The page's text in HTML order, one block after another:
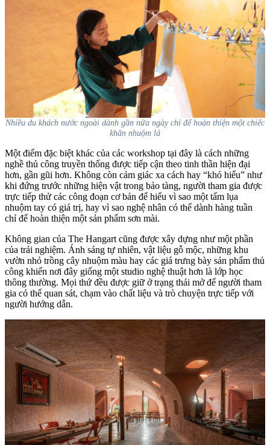
Nhiều du khách nước ngoài dành gần nửa ngày chỉ để hoàn thiện một chiếc
khăn nhuộm lá
Một điểm đặc biệt khác của các workshop tại đây là cách những
nghề thủ công truyền thống được tiếp cận theo tinh thần hiện đại
hơn, gần gũi hơn. Không còn cảm giác xa cách hay “khó hiểu” như
khi đứng trước những hiện vật trong bảo tàng, người tham gia được
trực tiếp thử các công đoạn cơ bản để hiểu vì sao một tấm lụa
nhuộm tay có giá trị, hay vì sao nghệ nhân có thể dành hàng tuần
chỉ để hoàn thiện một sản phẩm sơn mài.
Không gian của The Hangart cũng được xây dựng như một phần
của trải nghiệm. Ánh sáng tự nhiên, vật liệu gỗ mộc, những khu
vườn nhỏ trồng cây nhuộm màu hay các giá trưng bày sản phẩm thủ
công khiến nơi đây giống một studio nghệ thuật hơn là lớp học
thông thường. Mọi thứ đều được giữ ở trạng thái mở để người tham
gia có thể quan sát, chạm vào chất liệu và trò chuyện trực tiếp với
người hướng dẫn.